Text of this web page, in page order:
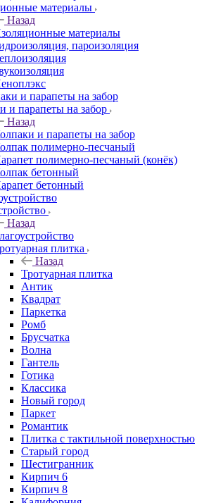
материалы
Назад
материалы
пароизоляция
и парапеты на забор
Назад
и парапеты на забор
полимерно-песчаный
полимерно-песчаный (конёк)
бетонный
бетонный
Назад
плитка
Назад
Тротуарная плитка
Антик
Квадрат
Паркетка
Ромб
Брусчатка
Волна
Гантель
Готика
Классика
Новый город
Паркет
Романтик
Плитка с тактильной поверхностью
Старый город
Шестигранник
Кирпич 6
Кирпич 8